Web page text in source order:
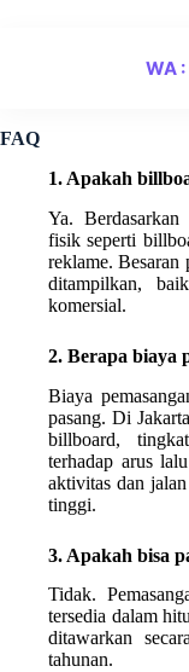
WA
FAQ
1. Apakah
Ya. Berdasarkan
fisik seperti
reklame.
ditampilkan,
komersial.
2. Berapa biaya
Biaya
pasang. Di
billboard,
terhadap arus
aktivitas dan
tinggi.
3. Apakah bisa
Tidak.
tersedia dalam
ditawarkan
tahunan.